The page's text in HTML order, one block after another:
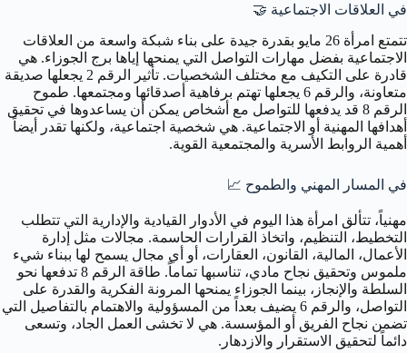
في العلاقات الاجتماعية 🤝
تتمتع امرأة 26 مايو بقدرة جيدة على بناء شبكة واسعة من العلاقات
الاجتماعية بفضل مهارات التواصل التي يمنحها إياها برج الجوزاء. هي
قادرة على التكيف مع مختلف الشخصيات. تأثير الرقم 2 يجعلها صديقة
متعاونة، والرقم 6 يجعلها تهتم برفاهية أصدقائها ومجتمعها. طموح
الرقم 8 قد يدفعها للتواصل مع أشخاص يمكن أن يساعدوها في تحقيق
أهدافها المهنية أو الاجتماعية. هي شخصية اجتماعية، ولكنها تقدر أيضاً
أهمية الروابط الأسرية والمجتمعية القوية.
في المسار المهني والطموح 📈
مهنياً، تتألق امرأة هذا اليوم في الأدوار القيادية والإدارية التي تتطلب
التخطيط، التنظيم، واتخاذ القرارات الحاسمة. مجالات مثل إدارة
الأعمال، المالية، القانون، العقارات، أو أي مجال يسمح لها ببناء شيء
ملموس وتحقيق نجاح مادي، تناسبها تماماً. طاقة الرقم 8 تدفعها نحو
السلطة والإنجاز، بينما الجوزاء يمنحها المرونة الفكرية والقدرة على
التواصل، والرقم 6 يضيف بعداً من المسؤولية والاهتمام بالتفاصيل التي
تضمن نجاح الفريق أو المؤسسة. هي لا تخشى العمل الجاد، وتسعى
دائماً لتحقيق الاستقرار والازدهار.